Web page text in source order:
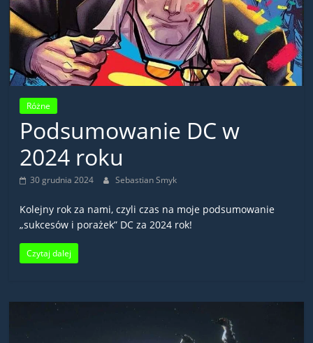
Różne
Podsumowanie DC w
2024 roku
30 grudnia 2024 Sebastian Smyk
Kolejny rok za nami, czyli czas na moje podsumowanie
„sukcesów i porażek” DC za 2024 rok!
Czytaj dalej